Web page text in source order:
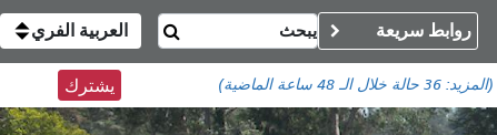
روابط سريعة العربية الفري
(المزيد:36 حالة خلال الـ 48 ساعة الماضية) يشترك